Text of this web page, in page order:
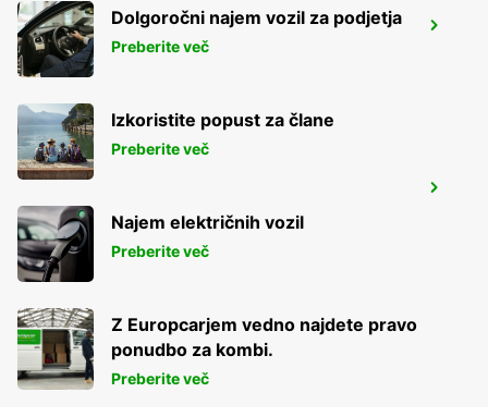
SAUMUR
SAUMUR - FRANCE
SAUMUR - FRANCE
Dolgoročni najem vozil za podjetja
Preberite več
Izkoristite popust za člane
Preberite več
Najem električnih vozil
Preberite več
Z Europcarjem vedno najdete pravo
ponudbo za kombi.
Preberite več